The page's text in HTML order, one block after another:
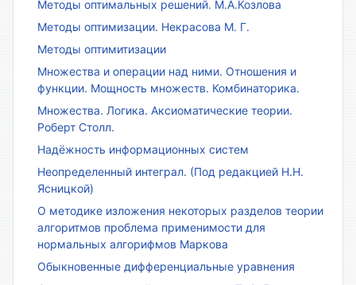
Методы оптимальных решений. М.А.Козлова
Методы оптимизации. Некрасова М. Г.
Методы оптимитизации
Множества и операции над ними. Отношения и
функции. Мощность множеств. Комбинаторика.
Множества. Логика. Аксиоматические теории.
Роберт Столл.
Надёжность информационных систем
Неопределенный интеграл. (Под редакцией Н.Н.
Ясницкой)
О методике изложения некоторых разделов теории
алгоритмов проблема применимости для
нормальных алгорифмов Маркова
Обыкновенные дифференциальные уравнения